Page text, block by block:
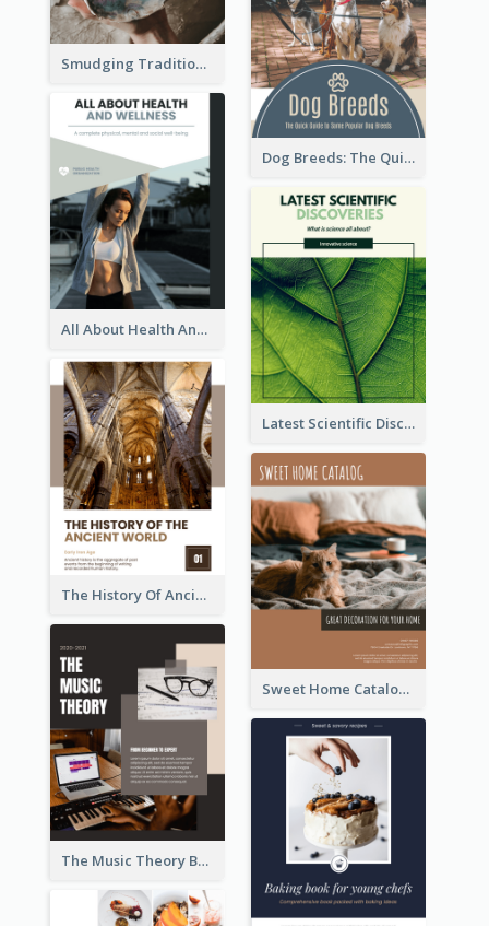
Smudging Tradition And History Booklet
Dog Breeds: The Quick Guide to Some Popular Dog Breeds
All About Health And Wellness Booklet
Latest Scientific Discoveries Booklet
The History Of Ancient World Booklet
Sweet Home Catalog
The Music Theory Booklet